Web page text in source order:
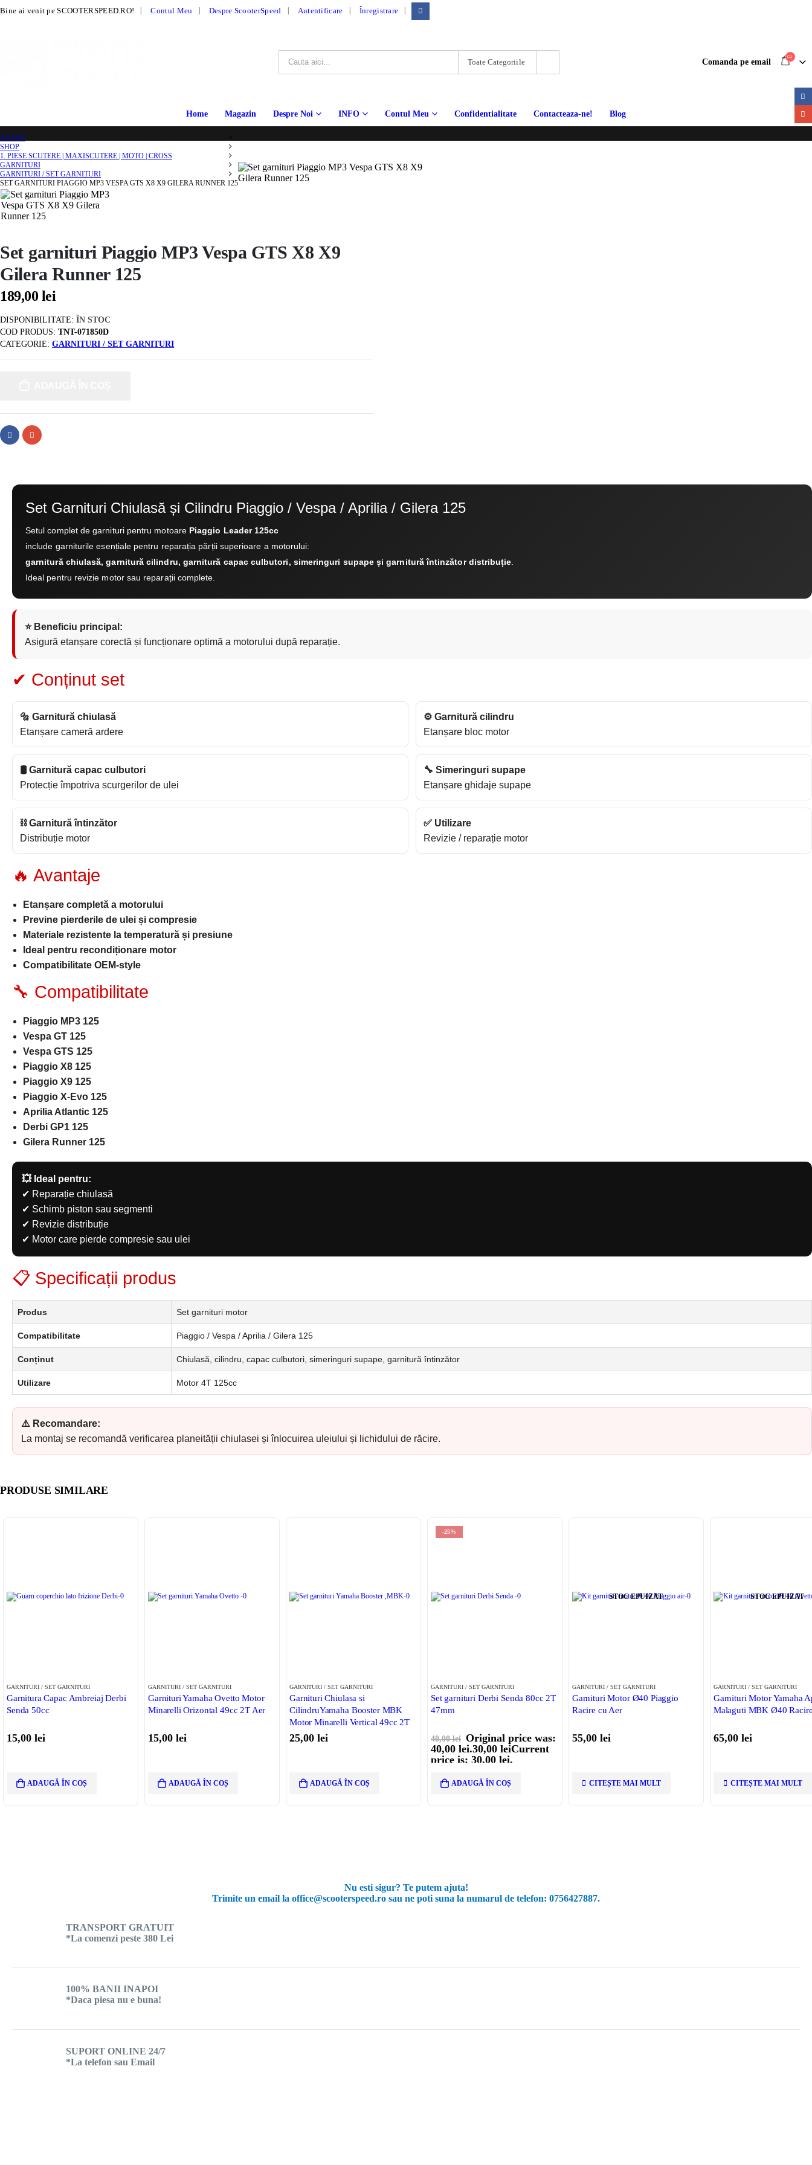
Bine ai venit pe SCOOTERSPEED.RO! Contul Meu Despre ScooterSpeed Autentificare Înregistrare
Toate Categoriile Comanda pe email
Home Magazin Despre Noi INFO Contul Meu Confidentialitate Contacteaza-ne! Blog
ACASĂ
SHOP
1. PIESE SCUTERE | MAXISCUTERE | MOTO | CROSS
GARNITURI
GARNITURI / SET GARNITURI
SET GARNITURI PIAGGIO MP3 VESPA GTS X8 X9 GILERA RUNNER 125
Set garnituri Piaggio MP3 Vespa GTS X8 X9
Gilera Runner 125
189,00 lei
DISPONIBILITATE: ÎN STOC
COD PRODUS: TNT-071850D
CATEGORIE: GARNITURI / SET GARNITURI
Set Garnituri Chiulasă și Cilindru Piaggio / Vespa / Aprilia / Gilera 125
Setul complet de garnituri pentru motoare Piaggio Leader 125cc
include garniturile esențiale pentru reparația părții superioare a motorului:
garnitură chiulasă, garnitură cilindru, garnitură capac culbutori, simeringuri supape și garnitură întinzător distribuție
Ideal pentru revizie motor sau reparații complete.
⭐ Beneficiu principal:
Asigură etanșare corectă și funcționare optimă a motorului după reparație.
✔ Conținut set
🔩 Garnitură chiulasă
Etanșare cameră ardere
⚙️ Garnitură cilindru
Etanșare bloc motor
🛢 Garnitură capac culbutori
Protecție împotriva scurgerilor de ulei
🔧 Simeringuri supape
Etanșare ghidaje supape
⛓ Garnitură întinzător
Distribuție motor
✅ Utilizare
Revizie / reparație motor
🔥 Avantaje
Etanșare completă a motorului
Previne pierderile de ulei și compresie
Materiale rezistente la temperatură și presiune
Ideal pentru recondiționare motor
Compatibilitate OEM-style
🔧 Compatibilitate
Piaggio MP3 125
Vespa GT 125
Vespa GTS 125
Piaggio X8 125
Piaggio X9 125
Piaggio X-Evo 125
Aprilia Atlantic 125
Derbi GP1 125
Gilera Runner 125
💥 Ideal pentru:
✔ Reparație chiulasă
✔ Schimb piston sau segmenti
✔ Revizie distribuție
✔ Motor care pierde compresie sau ulei
📋 Specificații produs
Produs Set garnituri motor
Compatibilitate Piaggio / Vespa / Aprilia / Gilera 125
Conținut Chiulasă, cilindru, capac culbutori, simeringuri supape, garnitură întinzător
Utilizare Motor 4T 125cc
⚠️ Recomandare:
La montaj se recomandă verificarea planeității chiulasei și înlocuirea uleiului și lichidului de răcire.
PRODUSE SIMILARE
GARNITURI / SET GARNITURI
Garnitura Capac Ambreiaj Derbi
Senda 50cc
15,00 lei
ADAUGĂ ÎN COȘ
GARNITURI / SET GARNITURI
Garnituri Yamaha Ovetto Motor
Minarelli Orizontal 49cc 2T Aer
15,00 lei
ADAUGĂ ÎN COȘ
GARNITURI / SET GARNITURI
Garnituri Chiulasa si
CilindruYamaha Booster MBK
Motor Minarelli Vertical 49cc 2T
aer
25,00 lei
ADAUGĂ ÎN COȘ
-25%
GARNITURI / SET GARNITURI
Set garnituri Derbi Senda 80cc 2T
47mm
40,00lei Original price was:
40,00 lei.30,00 leiCurrent
price is: 30,00 lei.
ADAUGĂ ÎN COȘ
STOC EPUIZAT
GARNITURI / SET GARNITURI
Garnituri Motor Ø40 Piaggio
Racire cu Aer
55,00 lei
CITEȘTE MAI MULT
STOC EPUIZAT
GARNITURI / SET GARNITURI
Garnituri Motor Yamaha
Malaguti MBK Ø40
65,00 lei
CITEȘTE MAI MULT
Nu esti sigur? Te putem ajuta!
Trimite un email la office@scooterspeed.ro sau ne poti suna la numarul de telefon: 0756427887.
TRANSPORT GRATUIT
*La comenzi peste 380 Lei
100% BANII INAPOI
*Daca piesa nu e buna!
SUPORT ONLINE 24/7
*La telefon sau Email